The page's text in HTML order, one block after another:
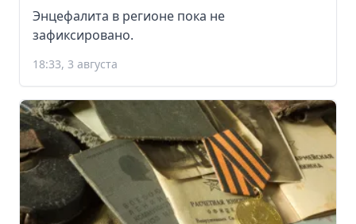
Энцефалита в регионе пока не
зафиксировано.
18:33, 3 августа